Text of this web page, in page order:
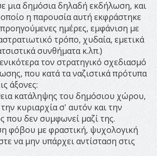
μια δημόσια δηλαδή εκδήλωση, και
η παρουσία αυτή εκφράστηκε
προηγούμενες ημέρες, εμφάνιση με
τρόπο, χυδαία, εμετικά
συνθήματα κ.λπ.)
τον στρατηγικό σχεδιασμό
που κατά τα ναζιστικά πρότυπα
άξονες:
κατάληψης του δημόσιου χώρου,
κυριαρχία σ' αυτόν και την
που δεν συμφωνεί μαζί της.
φόβου με φραστική, ψυχολογική
να μην υπάρχει αντίσταση στις